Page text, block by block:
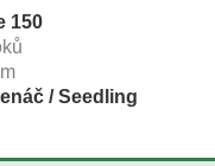
150
/ Seedling